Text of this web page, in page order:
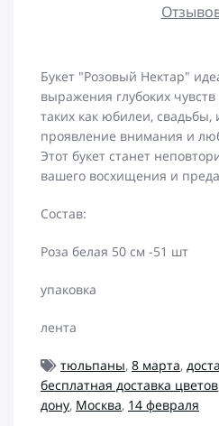
Букет "Розовый Нектар"
выражения глубоких
таких как юбилеи, свадьбы,
проявление внимания и
Этот букет станет
вашего восхищения и
Состав:
Роза белая 50 см -51 шт
упаковка
лента
тюльпаны, 8 марта,
бесплатная доставка цветов
дону, Москва, 14 февраля